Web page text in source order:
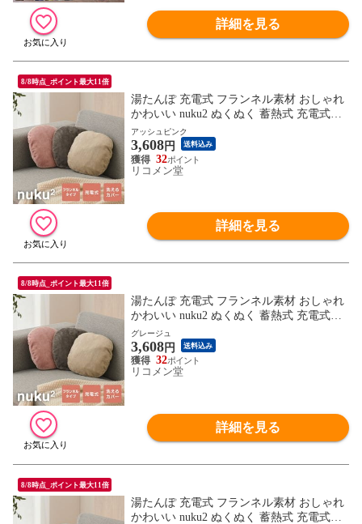
詳細を見る
8/8時点_ポイント最大11倍
湯たんぽ 充電式 フランネル素材 おしゃれ
かわいい nuku2 ぬくぬく 蓄熱式 充電式湯
たんぽ 電気湯たんぽ コードレス湯たんぽ
エコ 節電 省エネ 電気あんか 繰り返し使え
る EWT-2162 スリーアップ
アッシュピンク
3,608円 送料込み
32
リコメン堂
詳細を見る
8/8時点_ポイント最大11倍
湯たんぽ 充電式 フランネル素材 おしゃれ
かわいい nuku2 ぬくぬく 蓄熱式 充電式湯
たんぽ 電気湯たんぽ コードレス湯たんぽ
エコ 節電 省エネ 電気あんか 繰り返し使え
る EWT-2162 スリーアップ
グレージュ
3,608円 送料込み
32
リコメン堂
詳細を見る
8/8時点_ポイント最大11倍
湯たんぽ 充電式 フランネル素材 おしゃれ
かわいい nuku2 ぬくぬく 蓄熱式 充電式湯